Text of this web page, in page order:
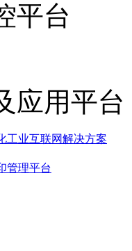
平台
应用平台
工业互联网解决方案
管理平台